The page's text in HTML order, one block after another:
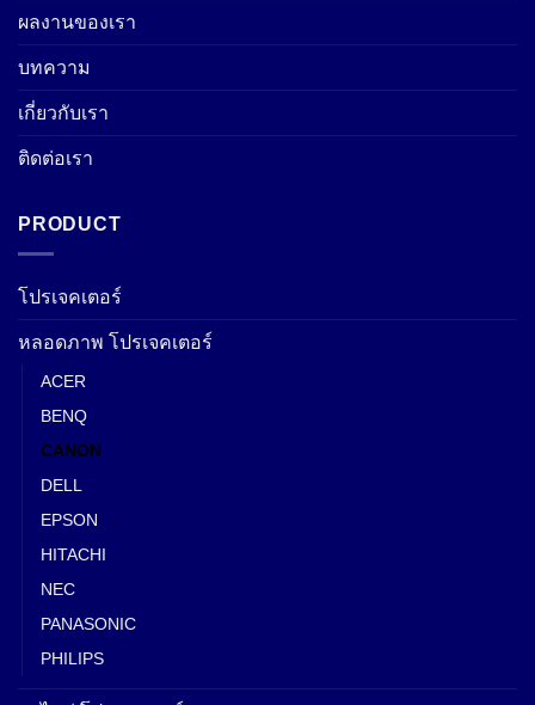
ผลงานของเรา
บทความ
เกี่ยวกับเรา
ติดต่อเรา
PRODUCT
โปรเจคเตอร์
หลอดภาพ โปรเจคเตอร์
ACER
BENQ
CANON
DELL
EPSON
HITACHI
NEC
PANASONIC
PHILIPS